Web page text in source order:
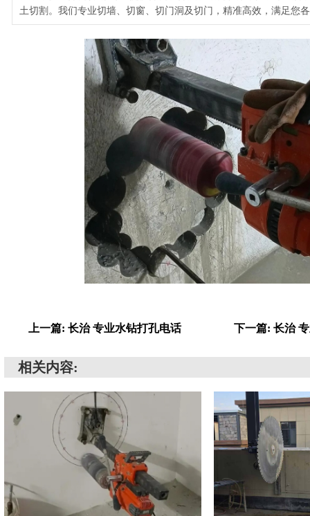
土切割。我们专业切墙、切窗、切门洞及切门，精准高效，满足您
上一篇: 长治 专业水钻打孔电话 下一篇: 长治
相关内容: